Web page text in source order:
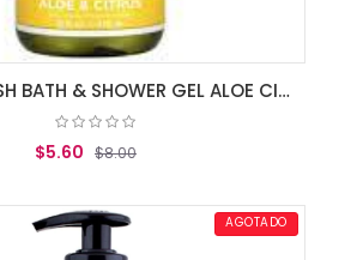
PURE REFRESH BATH & SHOWER GEL ALOE CITR
$5.60 $8.00
AGREGAR AL CARRITO AGOTADO